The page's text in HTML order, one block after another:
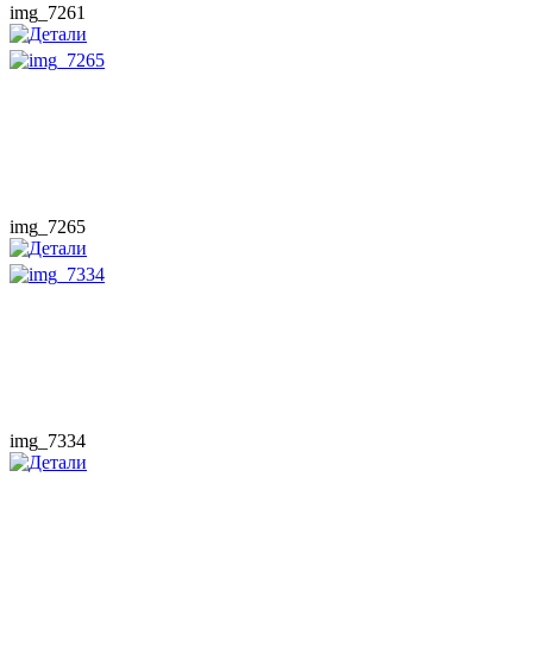
img_7261
img_7265
img_7334